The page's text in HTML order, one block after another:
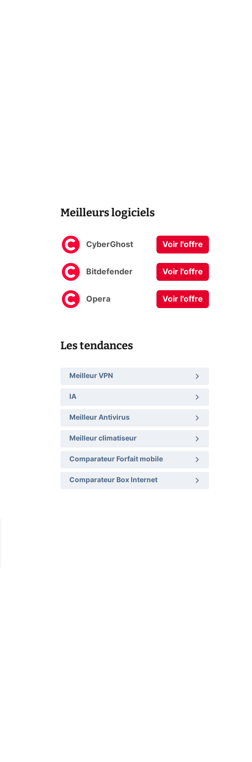
Meilleurs logiciels
CyberGhost Voir l'offre
Bitdefender Voir l'offre
Opera Voir l'offre
Les tendances
Meilleur VPN
IA
Meilleur Antivirus
Meilleur climatiseur
Comparateur Forfait mobile
Comparateur Box Internet